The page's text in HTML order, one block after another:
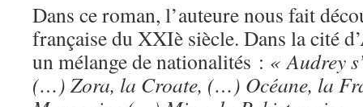
Dans ce roman, l’auteure nous fait
française du XXIè siècle. Dans la cité
un mélange de nationalités : « Audrey
(…) Zora, la Croate, (…) Océane, la